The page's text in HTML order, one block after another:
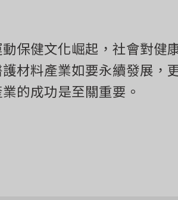
保健文化崛起，社會對健
材料產業如要永續發展，
的成功是至關重要。